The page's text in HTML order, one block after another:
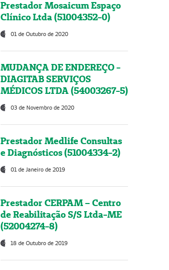
Prestador Mosaicum Espaço
Clínico Ltda (51004352-0)
01 de Outubro de 2020
MUDANÇA DE ENDEREÇO -
DIAGITAB SERVIÇOS
MÉDICOS LTDA (54003267-5)
03 de Novembro de 2020
Prestador Medlife Consultas
e Diagnósticos (51004334-2)
01 de Janeiro de 2019
Prestador CERPAM – Centro
de Reabilitação S/S Ltda-ME
(52004274-8)
18 de Outubro de 2019